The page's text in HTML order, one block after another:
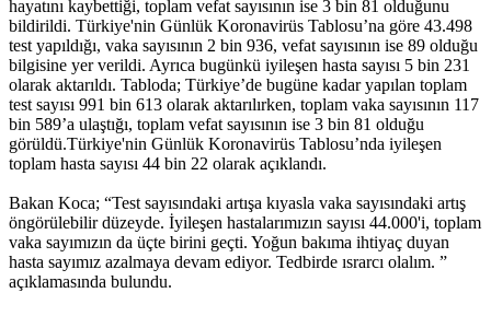
hayatını kaybettiği, toplam vefat sayısının ise 3 bin 81 olduğunu
bildirildi. Türkiye'nin Günlük Koronavirüs Tablosu’na göre 43.498
test yapıldığı, vaka sayısının 2 bin 936, vefat sayısının ise 89 olduğu
bilgisine yer verildi. Ayrıca bugünkü iyileşen hasta sayısı 5 bin 231
olarak aktarıldı. Tabloda; Türkiye’de bugüne kadar yapılan toplam
test sayısı 991 bin 613 olarak aktarılırken, toplam vaka sayısının 117
bin 589’a ulaştığı, toplam vefat sayısının ise 3 bin 81 olduğu
görüldü.Türkiye'nin Günlük Koronavirüs Tablosu’nda iyileşen
toplam hasta sayısı 44 bin 22 olarak açıklandı.
Bakan Koca; “Test sayısındaki artışa kıyasla vaka sayısındaki artış
öngörülebilir düzeyde. İyileşen hastalarımızın sayısı 44.000'i, toplam
vaka sayımızın da üçte birini geçti. Yoğun bakıma ihtiyaç duyan
hasta sayımız azalmaya devam ediyor. Tedbirde ısrarcı olalım. ”
açıklamasında bulundu.